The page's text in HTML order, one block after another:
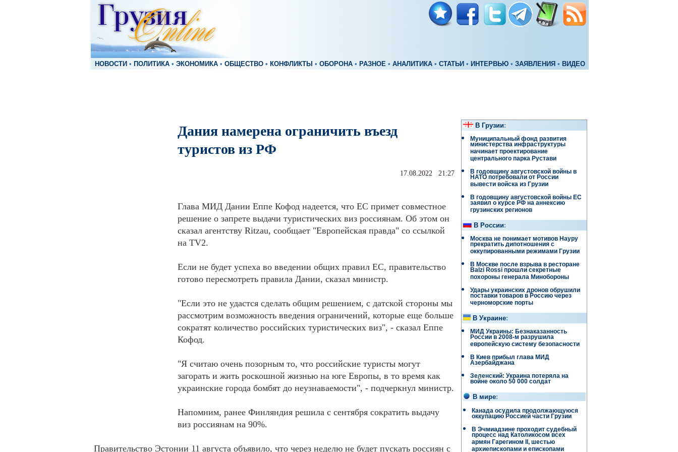
НОВОСТИ • ПОЛИТИКА • ЭКОНОМИКА • ОБЩЕСТВО • КОНФЛИКТЫ • ОБОРОНА • РАЗНОЕ • АНАЛИТИКА • СТАТЬИ • ИНТЕРВЬЮ • ЗАЯВЛЕНИЯ • ВИДЕО
Дания намерена ограничить въезд
туристов из РФ
17.08.2022 21:27
Глава МИД Дании Еппе Кофод надеется, что ЕС примет совместное
решение о запрете выдачи туристических виз россиянам. Об этом он
сказал агентству Ritzau, сообщает "Европейская правда" со ссылкой
на TV2.
Если не будет успеха во введении общих правил ЕС, правительство
готово пересмотреть правила Дании, сказал министр.
"Если это не удастся сделать общим решением, с датской стороны мы
рассмотрим возможность введения ограничений, которые еще больше
сократят количество российских туристических виз", - сказал Еппе
Кофод.
"Я считаю очень позорным то, что российские туристы могут
загорать и жить роскошной жизнью на юге Европы, в то время как
украинские города бомбят до неузнаваемости", - подчеркнул министр.
Напомним, ранее Финляндия решила с сентября сократить выдачу
виз россиянам на 90%.
Правительство Эстонии 11 августа объявило, что через неделю не будет пускать россиян с
В Грузии:
Муниципальный фонд развития
министерства инфраструктуры
начинает проектирование
центрального парка Рустави
В годовщину августовской войны в
НАТО потребовали от России
вывести войска из Грузии
В годовщину августовской войны ЕС
заявил о курсе РФ на аннексию
грузинских регионов
В России:
Москва не понимает мотивов Науру
прекратить дипотношения с
оккупированными режимами Грузии
В Москве после взрыва в ресторане
Balzi Rossi прошли секретные
похороны генерала Минобороны
Удары украинских дронов обрушили
поставки товаров в Россию через
черноморские порты
В Украине:
МИД Украины: Безнаказанность
России в 2008-м разрушила
европейскую систему безопасности
В Киев прибыл глава МИД
Азербайджана
Зеленский: Украина потеряла на
войне около 50 000 солдат
В мире:
Канада осудила продолжающуюся
оккупацию Россией части Грузии
В Эчмиадзине проходит судебный
процесс над Католикосом всех
армян Гарегином II, шестью